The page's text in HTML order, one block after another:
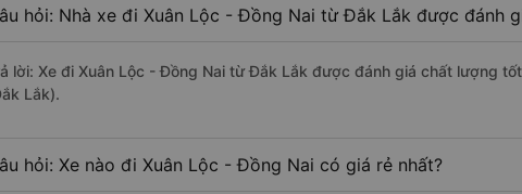
hỏi: Nhà xe đi Xuân Lộc - Đồng Nai từ Đắk Lắk được đánh
lời: Xe đi Xuân Lộc - Đồng Nai từ Đắk Lắk được đánh giá chất lượng
Lắk).
hỏi: Xe nào đi Xuân Lộc - Đồng Nai có giá rẻ nhất?